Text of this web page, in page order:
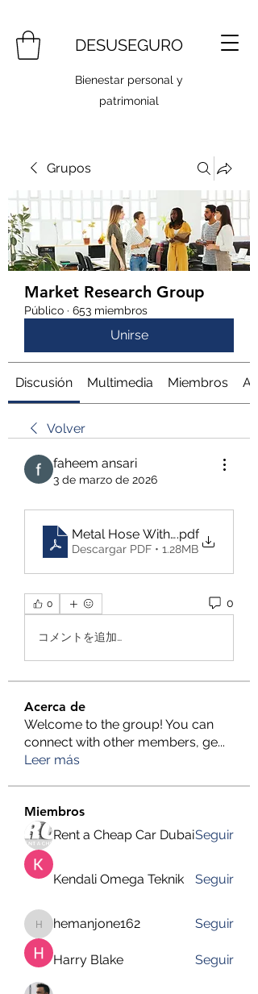
DESUSEGURO
Bienestar personal y
patrimonial
Grupos
Market Research Group
Público · 653 miembros
Unirse
Discusión Multimedia Miembros
Volver
faheem ansari
3 de marzo de 2026
Metal Hose With Braiding_
.pdf
Descargar PDF • 1.28MB
0 0
コメントを追加…
Acerca de
Welcome to the group! You can
connect with other members, ge...
Leer más
Miembros
Rent a Cheap Car DubaiSeguir
Kendali Omega Teknik Seguir
hemanjone162
hemanjone162 Seguir
Harry Blake Seguir